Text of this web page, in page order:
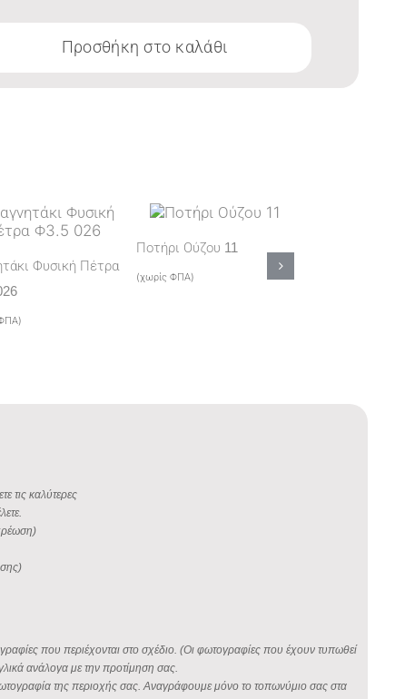
Προσθήκη στο καλάθι
Φυσική Πέτρα
Ποτήρι Ούζου 11
(χωρίς ΦΠΑ)
τις καλύτερες
που περιέχονται στο σχέδιο. (Οι φωτογραφίες που έχουν τυπωθεί
ανάλογα με την προτίμηση σας.
της περιοχής σας. Αναγράφουμε μόνο το τοπωνύμιο σας στα